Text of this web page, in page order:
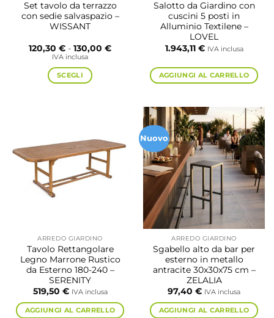
Set tavolo da terrazzo
con sedie salvaspazio –
WISSANT
120,30 € - 130,00 €Fascia
IVA inclusa
SCEGLI
varianti.
Le
opzioni
possono
del
prodotto
Salotto da Giardino con
cuscini 5 posti in
Alluminio Textilene –
LOVEL
1.943,11 € IVA inclusa
AGGIUNGI AL CARRELLO
ARREDO GIARDINO
Tavolo Rettangolare
Legno Marrone Rustico
da Esterno 180-240 –
SERENITY
519,50 € IVA inclusa
AGGIUNGI AL CARRELLO
Nuovo
ARREDO GIARDINO
Sgabello alto da bar per
esterno in metallo
antracite 30x30x75 cm –
ZELALIA
97,40 € IVA inclusa
AGGIUNGI AL CARRELLO